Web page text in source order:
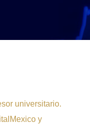
universitario.
y